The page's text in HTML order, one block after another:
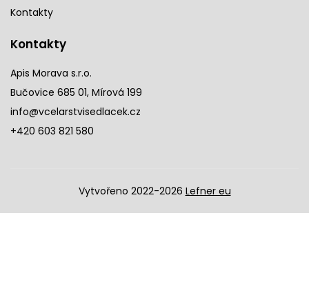
Kontakty
Kontakty
Apis Morava s.r.o.
Bučovice 685 01, Mírová 199
info@vcelarstvisedlacek.cz
+420 603 821 580
Vytvořeno 2022-2026 Lefner eu